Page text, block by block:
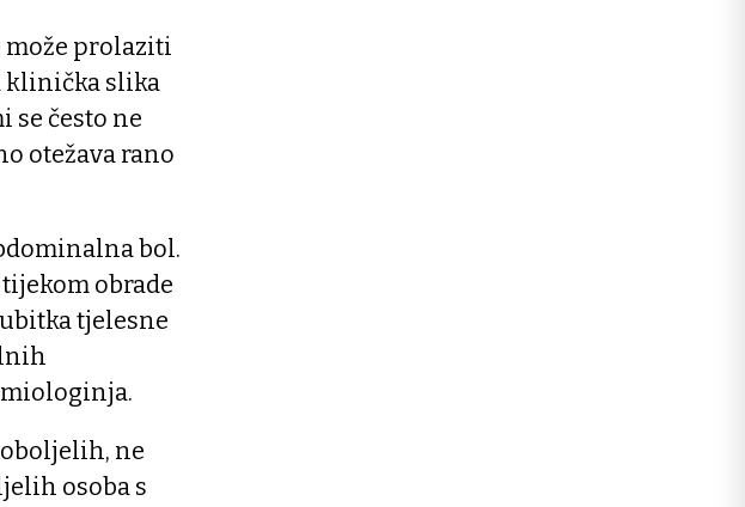
može prolaziti
klinička slika
često ne
otežava rano
bol.
obrade
tjelesne
ne
osoba s